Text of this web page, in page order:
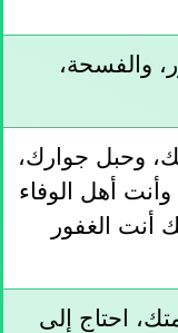
والفسحة،
وحبل جوارك،
وأنت أهل الوفاء
أنت الغفور
احتاج إلى